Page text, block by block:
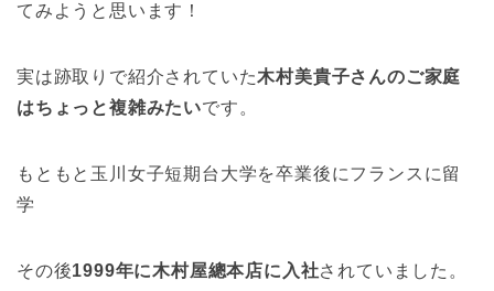
てみようと思います！
実は跡取りで紹介されていた木村美貴子さんのご家庭
はちょっと複雑みたいです。
もともと玉川女子短期台大学を卒業後にフランスに留
学
その後1999年に木村屋總本店に入社されていました。